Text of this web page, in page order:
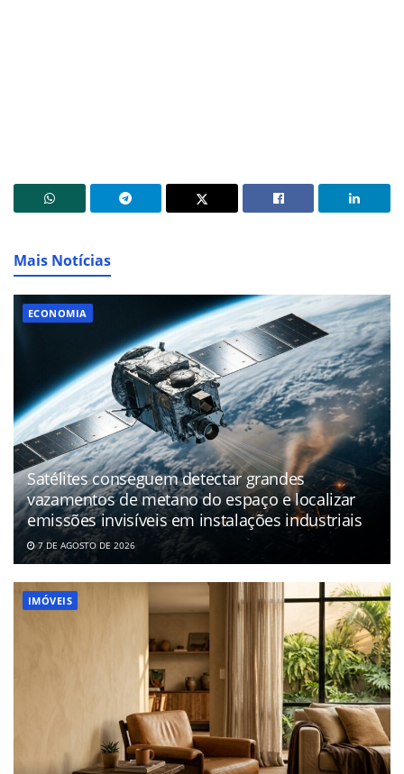
Mais Notícias
ECONOMIA
Satélites conseguem detectar grandes
vazamentos de metano do espaço e localizar
emissões invisíveis em instalações industriais
7 DE AGOSTO DE 2026
IMÓVEIS